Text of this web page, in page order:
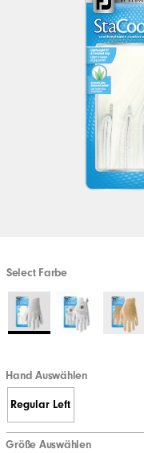
Select Farbe
Hand Auswählen
Regular Left
Größe Auswählen